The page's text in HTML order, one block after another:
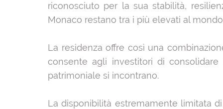
riconosciuto per la sua stabilità,
Monaco restano tra i più elevati al
La residenza offre così una
consente agli investitori di
patrimoniale si incontrano.
La disponibilità estremamente limitata